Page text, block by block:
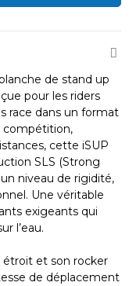
de stand up
pour les riders
race dans un format
compétition,
cette iSUP
SLS (Strong
niveau de rigidité,
Une véritable
exigeants qui
l’eau.
étroit et son rocker
de déplacement